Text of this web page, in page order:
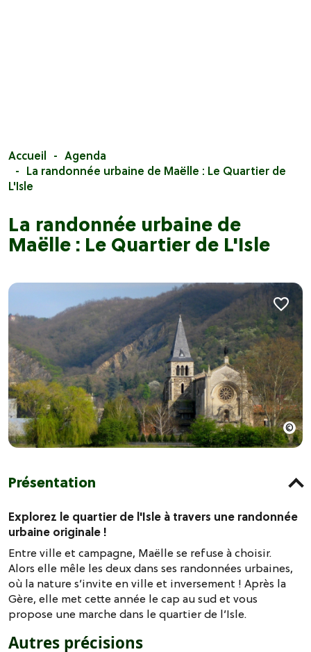
Accueil
Agenda
La randonnée urbaine de Maëlle : Le Quartier de
L'Isle
La randonnée urbaine de
Maëlle : Le Quartier de L'Isle
Présentation
Explorez le quartier de l'Isle à travers une randonnée
urbaine originale !
Entre ville et campagne, Maëlle se refuse à choisir.
Alors elle mêle les deux dans ses randonnées urbaines,
où la nature s’invite en ville et inversement ! Après la
Gère, elle met cette année le cap au sud et vous
propose une marche dans le quartier de l’Isle.
Autres précisions